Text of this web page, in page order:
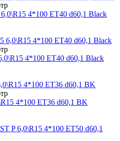
4*100 ET40 d60,1 Black
4*100 ET40 d60,1 Black
4*100 ET36 d60,1 BK